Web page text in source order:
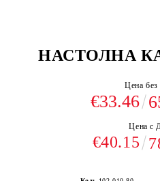
НАСТОЛНА
Цена
€33.46
Цена с
€40.15